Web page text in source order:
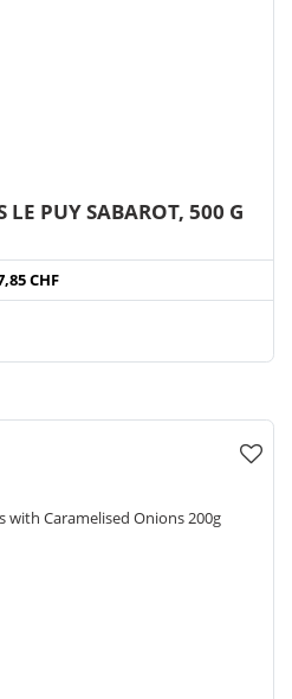
LE PUY SABAROT, 500 G
CHF